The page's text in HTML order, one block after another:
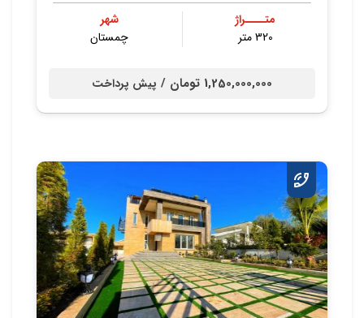
متــــراژ
320 متر
شهر
چمستان
1,250,000,000 تومان / پیش پرداخت